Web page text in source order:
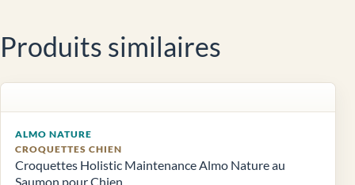
Produits similaires
ALMO NATURE
CROQUETTES CHIEN
Croquettes Holistic Maintenance Almo Nature au
Saumon pour Chien